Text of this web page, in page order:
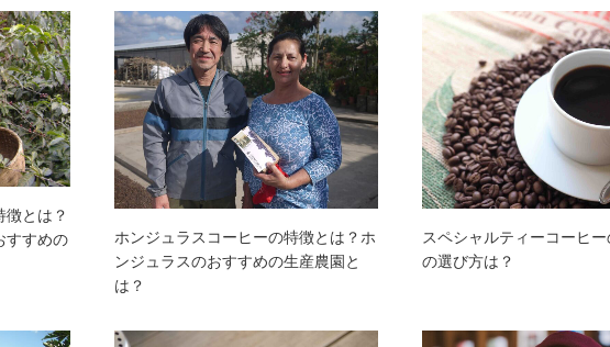
徴とは？
すすめの
ホンジュラスコーヒーの特徴とは？ホ
ンジュラスのおすすめの生産農園と
は？
スペシャルティーコーヒ
の選び方は？